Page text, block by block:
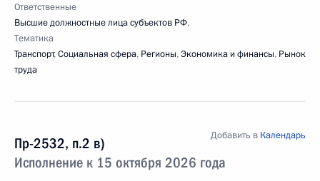
Ответственные
Высшие должностные лица субъектов РФ,
Тематика
Транспорт,Социальная сфера, Регионы,Экономика и финансы, Рынок
труда
Пр-2532, п.2 в)
Исполнение к 15 октября 2026 года
Добавить в Календарь